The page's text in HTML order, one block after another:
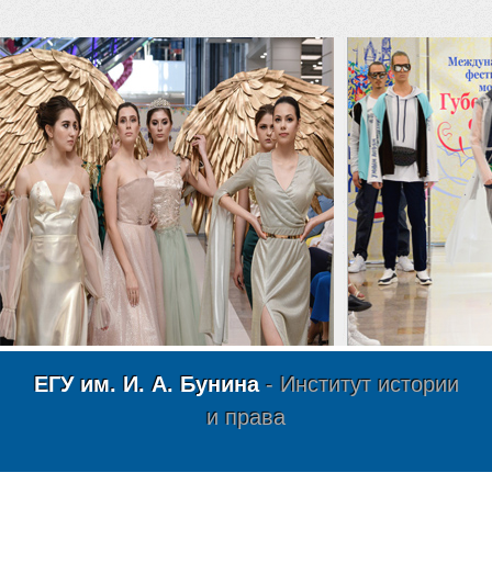
ЕГУ им. И. А. Бунина- Институт истории
и права